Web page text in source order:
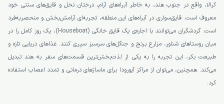
کرالا، واقع در جنوب هند، به خاطر آبراه‌های آرام، درختان نخل و قایق‌های سنتی خود
معروف است. قایق‌سواری در آبراه‌های این منطقه، تجربه‌ای آرامش‌بخش و منحصربه‌فرد
است. گردشگران می‌توانند با اجاره‌ی یک قایق خانگی (Houseboat)، یک روز کامل را در
میان روستاهای شناور، مزارع برنج و جنگل‌های سرسبز سپری کنند. غذاهای دریایی تازه و
طبیعت بکر، این تجربه را به یکی از لذت‌بخش‌ترین قسمت‌های سفر به هند تبدیل
می‌کند. همچنین، می‌توان از مراکز آیورودا برای ماساژهای درمانی و تمدد اعصاب استفاده
کرد.